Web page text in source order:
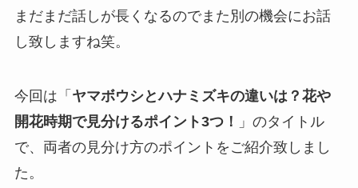
まだまだ話しが長くなるのでまた別の機会にお話
し致しますね笑。
今回は「 ヤマボウシとハナミズキの違いは？花や
開花時期で見分けるポイント3つ！
」のタイトル
で、両者の見分け方のポイントをご紹介致しまし
た。